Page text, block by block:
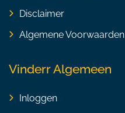
Disclaimer
Algemene Voorwaarden
Vinderr Algemeen
Inloggen